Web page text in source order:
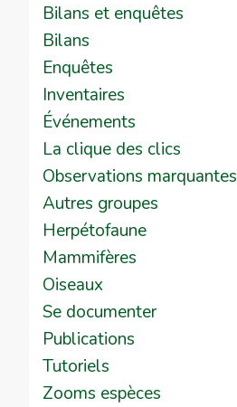
Bilans et enquêtes
Bilans
Enquêtes
Inventaires
Événements
La clique des clics
Observations marquantes
Autres groupes
Herpétofaune
Mammifères
Oiseaux
Se documenter
Publications
Tutoriels
Zooms espèces